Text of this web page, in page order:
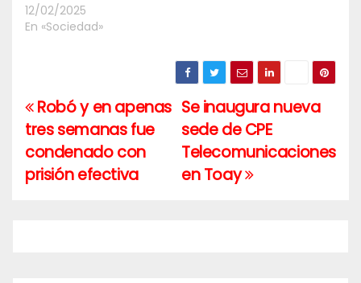
12/02/2025
En «Sociedad»
Navegación
de
entradas
Se inaugura nueva
sede de CPE
Telecomunicaciones
en Toay
Robó y en apenas
tres semanas fue
condenado con
prisión efectiva